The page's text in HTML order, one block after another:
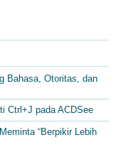
Bahasa, Otoritas, dan
Ctrl+J pada ACDSee
“Berpikir Lebih